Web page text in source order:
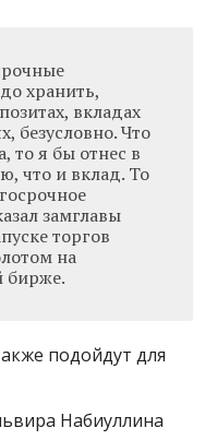
хранить,
вкладах
безусловно. Что
то я бы отнес в
что и вклад. То
замглавы
торгов
на
бирже.
подойдут для
Набиуллина